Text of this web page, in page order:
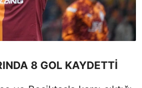
8 GOL KAYDETTİ